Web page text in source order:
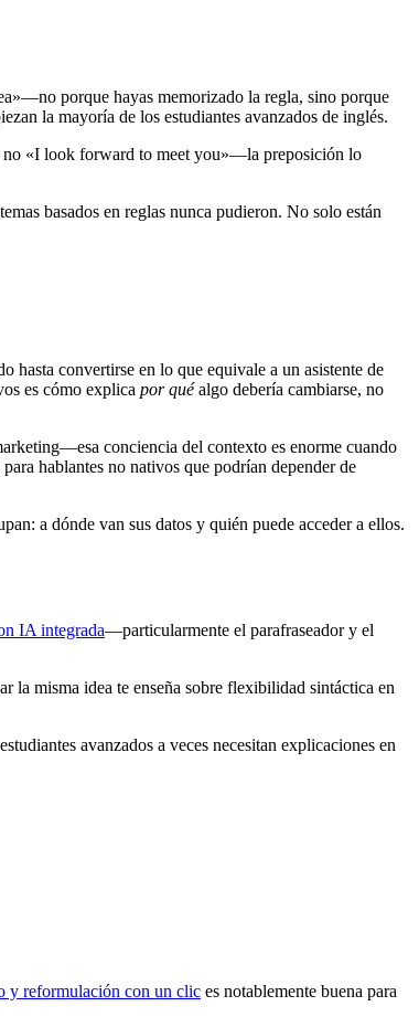
porque hayas memorizado la regla, sino porque
la mayoría de los estudiantes avanzados de inglés.
no «I look forward to meet you»—la preposición lo
basados en reglas nunca pudieron. No solo están
hasta convertirse en lo que equivale a un asistente de
es cómo explica por quéalgo debería cambiarse, no
conciencia del contexto es enorme cuando
hablantes no nativos que podrían depender de
a dónde van sus datos y quién puede acceder a ellos.
IA integrada—particularmente el parafraseador y el
la misma idea te enseña sobre flexibilidad sintáctica en
avanzados a veces necesitan explicaciones en
y reformulación con un clic es notablemente buena para